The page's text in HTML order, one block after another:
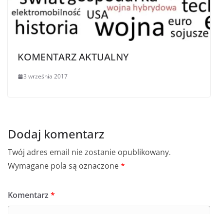
KOMENTARZ AKTUALNY
3 września 2017
Dodaj komentarz
Twój adres email nie zostanie opublikowany.
Wymagane pola są oznaczone*
Komentarz *